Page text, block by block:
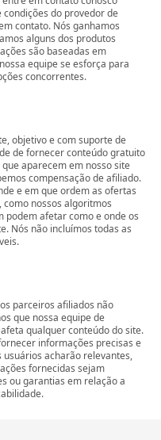
do provedor de
contato. Nós ganhamos
alguns dos produtos
são baseadas em
equipe se esforça para
concorrentes.
objetivo e com suporte de
de fornecer conteúdo gratuito
aparecem em nosso site
compensação de afiliado.
e em que ordem as ofertas
nossos algoritmos
podem afetar como e onde os
Nós não incluímos todas as
parceiros afiliados não
que nossa equipe de
qualquer conteúdo do site.
informações precisas e
acharão relevantes,
fornecidas sejam
ou garantias em relação a